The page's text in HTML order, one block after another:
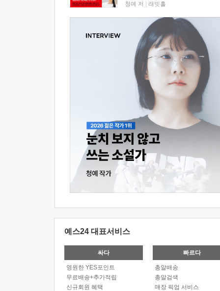
청예 저 래빗홀
예스24 대표서비스
싸다
영원한 YES포인트
무료배송+추가적립
신규회원 혜택
빠르다
총알배송
총알검색
매장 픽업 서비스